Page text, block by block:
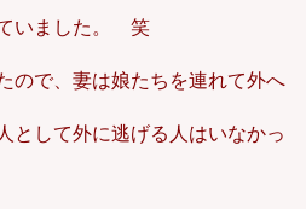
いました。 笑
ので、妻は娘たちを連れて外へ
として外に逃げる人はいなかっ